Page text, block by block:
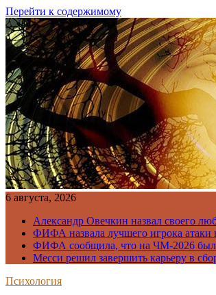
Перейти к содержимому
6 августа, 2026
Александр Овечкин назвал своего
ФИФА назвала лучшего игрока
ФИФА сообщила, что на ЧМ-2026 был
Месси решил завершить карьеру в
Психология